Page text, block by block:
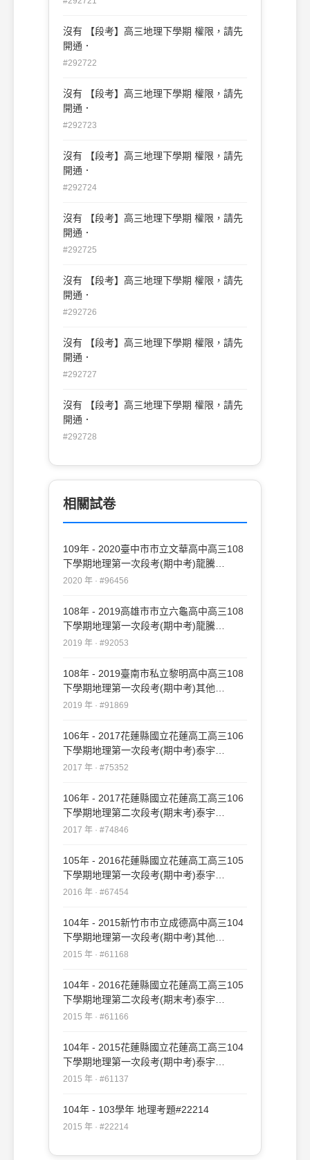
沒有 【段考】高三地理下學期 權限，請先
開通．
#292722
沒有 【段考】高三地理下學期 權限，請先
開通．
#292723
沒有 【段考】高三地理下學期 權限，請先
開通．
#292724
沒有 【段考】高三地理下學期 權限，請先
開通．
#292725
沒有 【段考】高三地理下學期 權限，請先
開通．
#292726
沒有 【段考】高三地理下學期 權限，請先
開通．
#292727
沒有 【段考】高三地理下學期 權限，請先
開通．
#292728
相關試卷
109年 - 2020臺中市市立文華高中高三108
下學期地理第一次段考(期中考)龍騰
#96456
2020 年 · #96456
108年 - 2019高雄市市立六龜高中高三108
下學期地理第一次段考(期中考)龍騰
#92053
2019 年 · #92053
108年 - 2019臺南市私立黎明高中高三108
下學期地理第一次段考(期中考)其他
#91869
2019 年 · #91869
106年 - 2017花蓮縣國立花蓮高工高三106
下學期地理第一次段考(期中考)泰宇
#75352
2017 年 · #75352
106年 - 2017花蓮縣國立花蓮高工高三106
下學期地理第二次段考(期末考)泰宇
#74846
2017 年 · #74846
105年 - 2016花蓮縣國立花蓮高工高三105
下學期地理第一次段考(期中考)泰宇
#67454
2016 年 · #67454
104年 - 2015新竹市市立成德高中高三104
下學期地理第一次段考(期中考)其他
#61168
2015 年 · #61168
104年 - 2016花蓮縣國立花蓮高工高三105
下學期地理第二次段考(期末考)泰宇
#61166
2015 年 · #61166
104年 - 2015花蓮縣國立花蓮高工高三104
下學期地理第一次段考(期中考)泰宇
#61137
2015 年 · #61137
104年 - 103學年 地理考題#22214
2015 年 · #22214